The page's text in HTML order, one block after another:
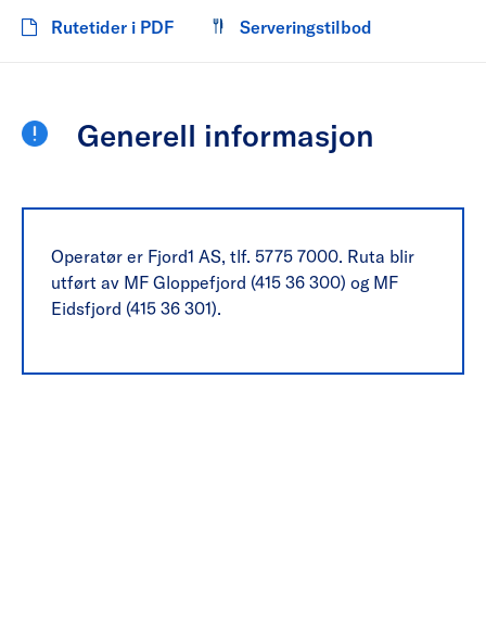
Rutetider i PDF Serveringstilbod
Generell informasjon
Operatør er Fjord1 AS, tlf. 5775 7000. Ruta blir
utført av MF Gloppefjord (415 36 300) og MF
Eidsfjord (415 36 301).